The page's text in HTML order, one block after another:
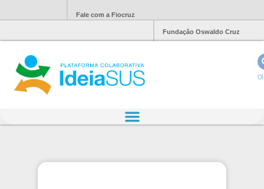
Fale com a Fiocruz
Fundação Oswaldo Cruz